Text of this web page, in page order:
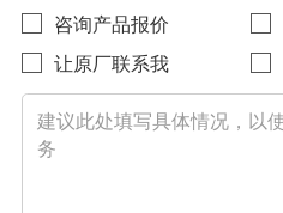
咨询产品报价
让原厂联系我